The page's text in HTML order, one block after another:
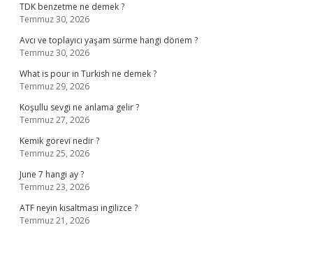
TDK benzetme ne demek ?
Temmuz 30, 2026
Avcı ve toplayıcı yaşam sürme hangi dönem ?
Temmuz 30, 2026
What is pour in Turkish ne demek ?
Temmuz 29, 2026
Koşullu sevgi ne anlama gelir ?
Temmuz 27, 2026
Kemik görevi nedir ?
Temmuz 25, 2026
June 7 hangi ay ?
Temmuz 23, 2026
ATF neyin kısaltması ingilizce ?
Temmuz 21, 2026